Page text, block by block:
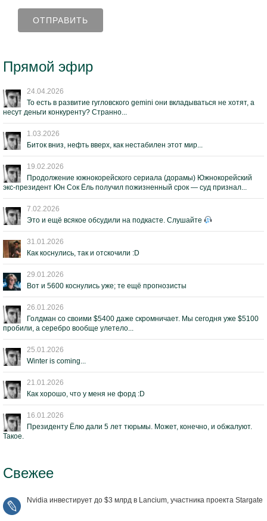
Прямой эфир
24.04.2026
То есть в развитие гугловского gemini они вкладываться не хотят, а
несут деньги конкуренту? Странно...
1.03.2026
Биток вниз, нефть вверх, как нестабилен этот мир...
19.02.2026
Продолжение южнокорейского сериала (дорамы) Южнокорейский
экс-президент Юн Сок Ёль получил пожизненный срок — суд признал...
7.02.2026
Это и ещё всякое обсудили на подкасте. Слушайте
31.01.2026
Как коснулись, так и отскочили :D
29.01.2026
Вот и 5600 коснулись уже; те ещё прогнозисты
26.01.2026
Голдман со своими $5400 даже скромничает. Мы сегодня уже $5100
пробили, а серебро вообще улетело...
25.01.2026
Winter is coming...
21.01.2026
Как хорошо, что у меня не форд :D
16.01.2026
Президенту Ёлю дали 5 лет тюрьмы. Может, конечно, и обжалуют.
Такое.
Свежее
Nvidia инвестирует до $3 млрд в Lancium, участника проекта Stargate